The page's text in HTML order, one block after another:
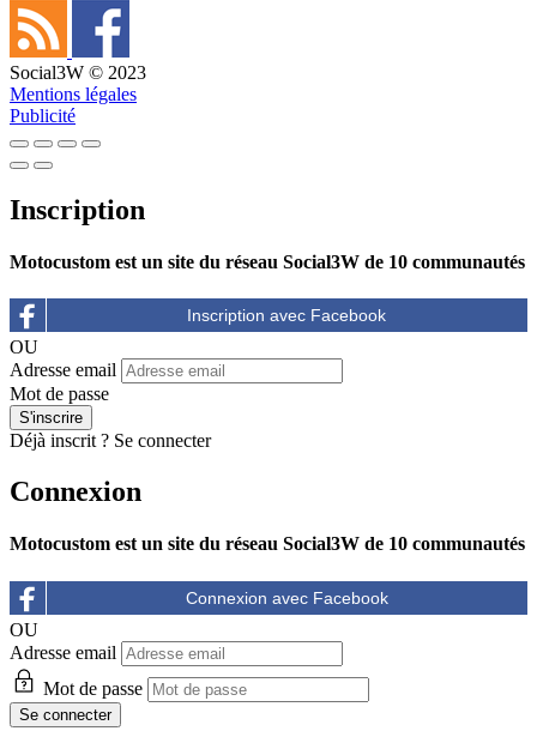
Social3W © 2023
Mentions légales
Publicité
Inscription
Motocustom est un site du réseau Social3W de 10 communautés
OU
Adresse email
Mot de passe
Déjà inscrit ? Se connecter
Connexion
Motocustom est un site du réseau Social3W de 10 communautés
OU
Adresse email
Mot de passe